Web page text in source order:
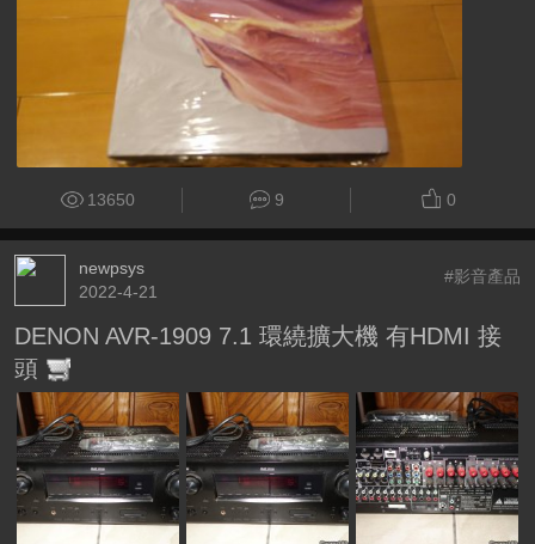
13650 9 0
newpsys
2022-4-21
#影音產品
DENON AVR-1909 7.1 環繞擴大機 有HDMI 接
頭